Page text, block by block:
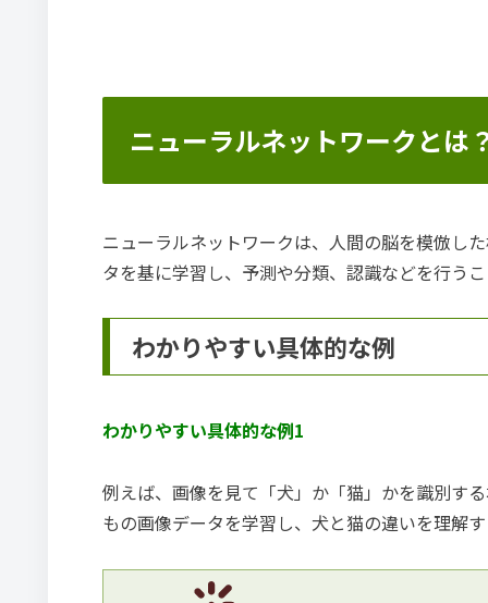
ニューラルネットワークとは
ニューラルネットワークは、人間の脳を模倣し
タを基に学習し、予測や分類、認識などを行う
わかりやすい具体的な例
わかりやすい具体的な例1
例えば、画像を見て「犬」か「猫」かを識別す
もの画像データを学習し、犬と猫の違いを理解